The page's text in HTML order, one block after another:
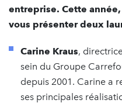
entreprise. Cette
vous présenter deux
Carine Kraus,
sein du Groupe
depuis 2001. Carine a
ses principales